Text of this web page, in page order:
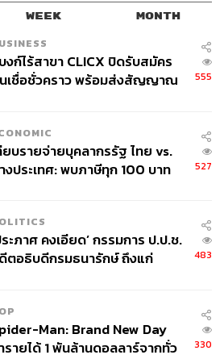
WEEK MONTH
งก์ไร้สาขา CLICX ปิดรับสมัคร
เชื่อชั่วคราว พร้อมส่งสัญญาณ
555
ยบรายจ่ายบุคลากรรัฐ ไทย vs.
งประเทศ: พบภาษีทุก 100 บาท
527
ระภาศ คงเอียด’ กรรมการ ป.ป.ช.
ตอธิบดีกรมธนารักษ์ ถึงแก่
483
Man: Brand New Day
รายได้ 1 พันล้านดอลลาร์จากทั่ว
330